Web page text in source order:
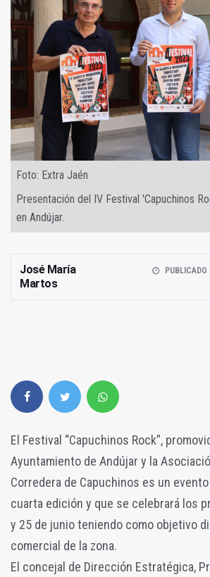
Foto: Extra Jaén
Presentación del IV Festival 'Capuchinos
en Andújar.
José María
Martos
El Festival “Capuchinos Rock”,
Ayuntamiento de Andújar y la
Corredera de Capuchinos es un
cuarta edición y que se celebrará los
y 25 de junio teniendo como objetivo
comercial de la zona.
El concejal de Dirección Estratégica,